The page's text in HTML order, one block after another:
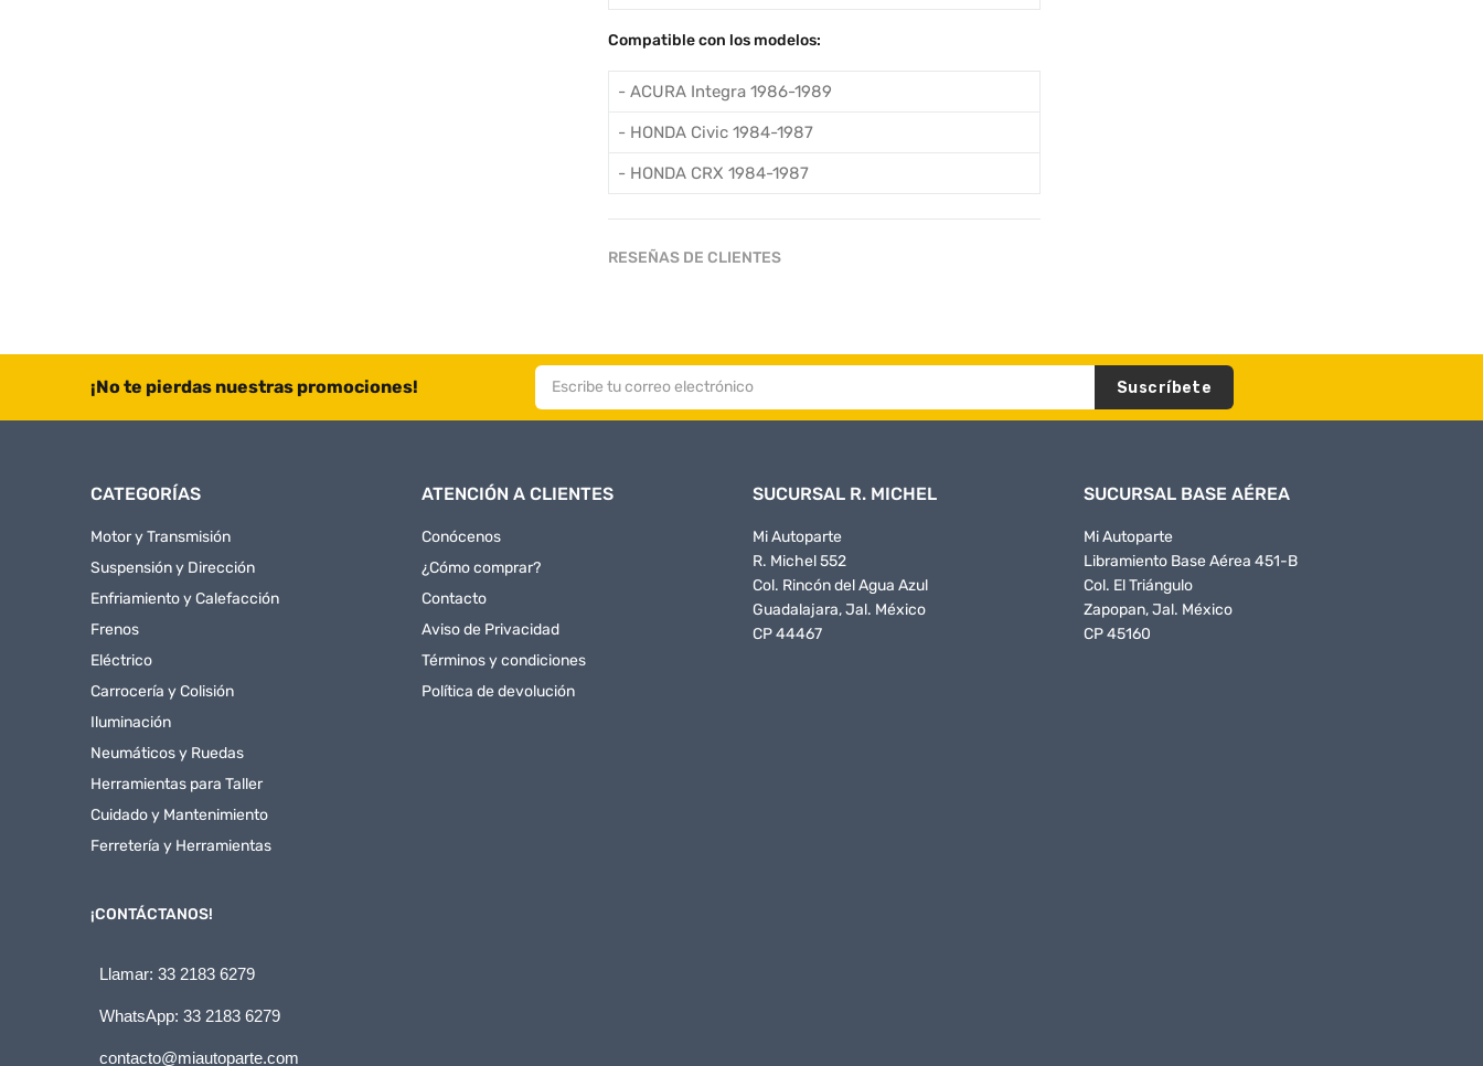
Compatible con los modelos:
- ACURA Integra 1986-1989
- HONDA Civic 1984-1987
- HONDA CRX 1984-1987
RESEÑAS DE CLIENTES
¡No te pierdas nuestras promociones! Suscríbete
CATEGORÍAS
Motor y Transmisión
Suspensión y Dirección
Enfriamiento y Calefacción
Frenos
Eléctrico
Carrocería y Colisión
Iluminación
Neumáticos y Ruedas
Herramientas para Taller
Cuidado y Mantenimiento
Ferretería y Herramientas
¡CONTÁCTANOS!
Llamar: 33 2183 6279
WhatsApp: 33 2183 6279
contacto@miautoparte.com
ATENCIÓN A CLIENTES
Conócenos
¿Cómo comprar?
Contacto
Aviso de Privacidad
Términos y condiciones
Política de devolución
SUCURSAL R. MICHEL
Mi Autoparte
R. Michel 552
Col. Rincón del Agua Azul
Guadalajara, Jal. México
CP 44467
SUCURSAL BASE AÉREA
Mi Autoparte
Libramiento Base Aérea 451-B
Col. El Triángulo
Zapopan, Jal. México
CP 45160